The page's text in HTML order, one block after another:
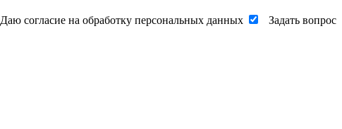
Даю согласие на обработку персональных данных
Задать вопрос